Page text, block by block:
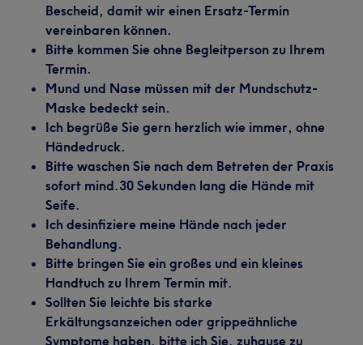
Bescheid, damit wir einen Ersatz-Termin
vereinbaren können.
Bitte kommen Sie ohne Begleitperson zu Ihrem
Termin.
Mund und Nase müssen mit der Mundschutz-
Maske bedeckt sein.
Ich begrüße Sie gern herzlich wie immer, ohne
Händedruck.
Bitte waschen Sie nach dem Betreten der Praxis
sofort mind.30 Sekunden lang die Hände mit
Seife.
Ich desinfiziere meine Hände nach jeder
Behandlung.
Bitte bringen Sie ein großes und ein kleines
Handtuch zu Ihrem Termin mit.
Sollten Sie leichte bis starke
Erkältungsanzeichen oder grippeähnliche
Symptome haben, bitte ich Sie, zuhause zu